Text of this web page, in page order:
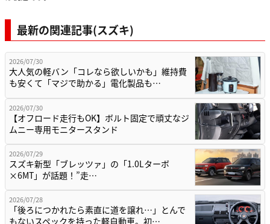
最新の関連記事(スズキ)
2026/07/30
大人気の軽バン「コレなら欲しいかも」維持費
も安くて「マジで助かる」電化製品も…
2026/07/30
【オフロード走行もOK】ボルト固定で頑丈なジ
ムニー専用モニタースタンド
2026/07/29
スズキ新型「ブレッツァ」の「1.0Lターボ
×6MT」が話題！”走…
2026/07/28
「後ろにつかれたら素直に道を譲れ…」とんで
もないスペックを持った軽自動車。初…